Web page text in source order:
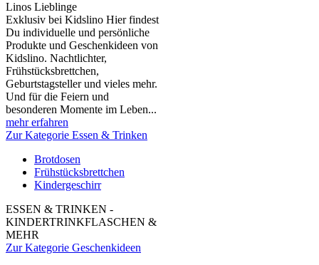
Linos Lieblinge
Exklusiv bei Kidslino Hier findest
Du individuelle und persönliche
Produkte und Geschenkideen von
Kidslino. Nachtlichter,
Frühstücksbrettchen,
Geburtstagsteller und vieles mehr.
Und für die Feiern und
besonderen Momente im Leben...
mehr erfahren
Zur Kategorie Essen & Trinken
Brotdosen
Frühstücksbrettchen
Kindergeschirr
ESSEN & TRINKEN -
KINDERTRINKFLASCHEN &
MEHR
Zur Kategorie Geschenkideen